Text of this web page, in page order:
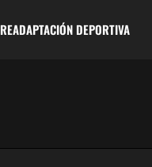
READAPTACIÓN DEPORTIVA